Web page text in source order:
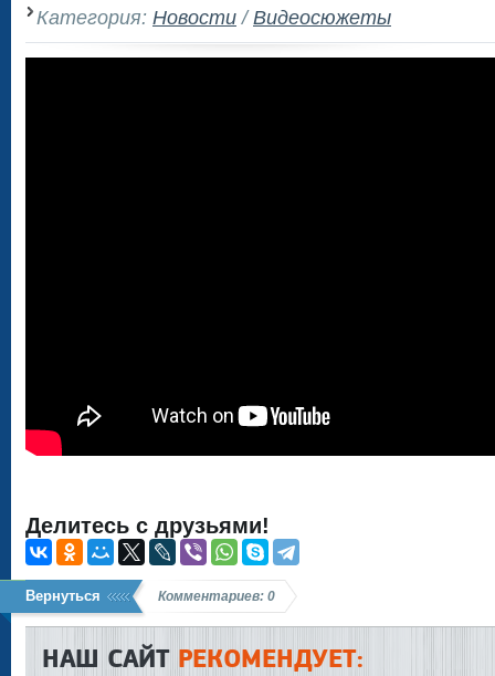
Категория: Новости/Видеосюжеты
Делитесь с друзьями!
Вернуться Комментариев: 0
НАШ САЙТРЕКОМЕНДУЕТ: